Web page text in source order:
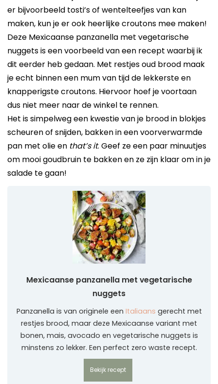
er bijvoorbeeld tosti’s of wentelteefjes van kan
maken, kun je er ook heerlijke croutons mee maken!
Deze Mexicaanse panzanella met vegetarische
nuggets is een voorbeeld van een recept waarbij ik
dit eerder heb gedaan. Met restjes oud brood maak
je echt binnen een mum van tijd de lekkerste en
knapperigste croutons. Hiervoor hoef je voortaan
dus niet meer naar de winkel te rennen.
Het is simpelweg een kwestie van je brood in blokjes
scheuren of snijden, bakken in een voorverwarmde
pan met olie en that’s it. Geef ze een paar minuutjes
om mooi goudbruin te bakken en ze zijn klaar om in je
salade te gaan!
Mexicaanse panzanella met vegetarische
nuggets
Panzanella is van originele een Italiaans gerecht met
restjes brood, maar deze Mexicaanse variant met
bonen, mais, avocado en vegetarische nuggets is
minstens zo lekker. Een perfect zero waste recept.
Bekijk recept